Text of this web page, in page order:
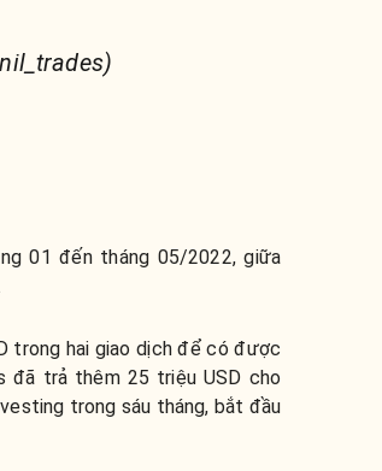
01 đến tháng 05/2022, giữa
trong hai giao dịch để có được
đã trả thêm 25 triệu USD cho
trong sáu tháng, bắt đầu